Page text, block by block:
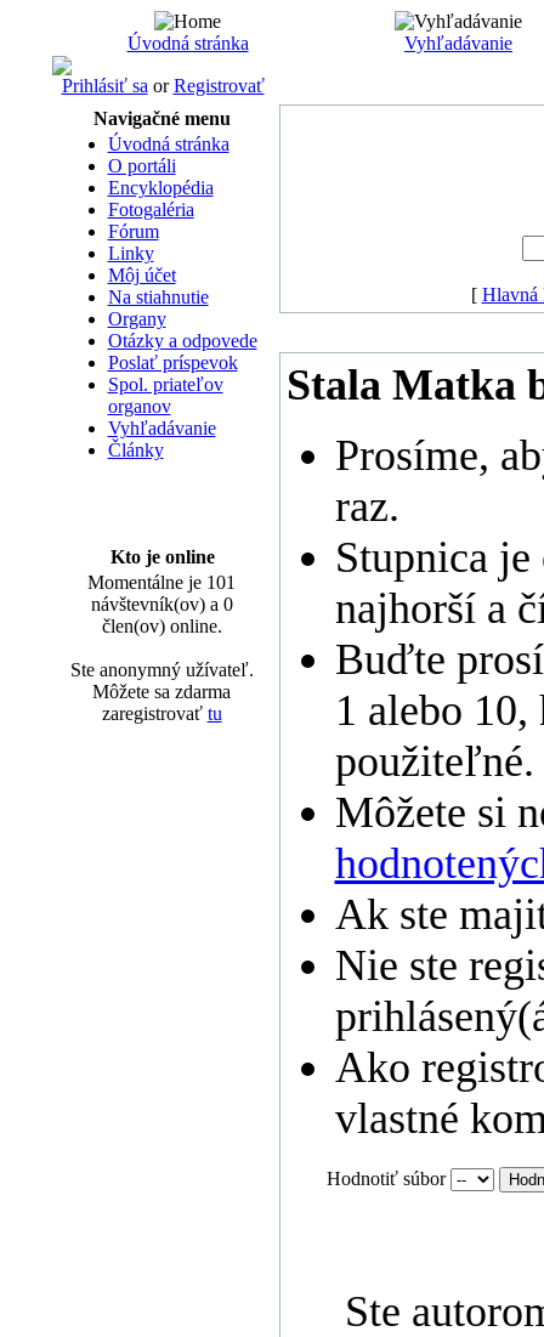
Úvodná stránka Vyhľadávanie
Prihlásiť sa orRegistrovať
Navigačné menu
Úvodná stránka
O portáli
Encyklopédia
Fotogaléria
Fórum
Linky
Môj účet
Na stiahnutie
Organy
Otázky a odpovede
Poslať príspevok
Spol. priateľov
organov
Vyhľadávanie
Články
Kto je online
Momentálne je 101
návštevník(ov) a 0
člen(ov) online.
Ste anonymný užívateľ.
Môžete sa zdarma
zaregistrovať tu
[ Hlavná
Stala Matka
Prosíme,
raz.
Stupnica
najhorší a
Buďte
1 alebo
použiteľné.
Môžete si
Ak ste
Nie ste
Ako
vlastné
Hodnotiť súbor
Ste